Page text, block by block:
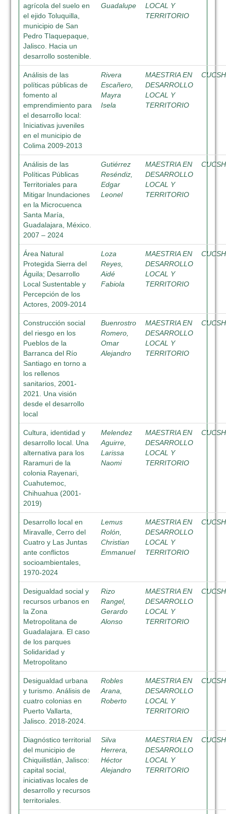
agrícola del suelo en
el ejido Toluquilla,
municipio de San
Pedro Tlaquepaque,
Jalisco. Hacia un
desarrollo sostenible.
Guadalupe
LOCAL Y
TERRITORIO
Análisis de las
políticas públicas de
fomento al
emprendimiento para
el desarrollo local:
Iniciativas juveniles
en el municipio de
Colima 2009-2013
Rivera
Escañero,
Mayra
Isela
MAESTRIA EN
DESARROLLO
LOCAL Y
TERRITORIO
CUCSH
Análisis de las
Políticas Públicas
Territoriales para
Mitigar Inundaciones
en la Microcuenca
Santa María,
Guadalajara, México.
2007 – 2024
Gutiérrez
Reséndiz,
Edgar
Leonel
MAESTRIA EN
DESARROLLO
LOCAL Y
TERRITORIO
CUCSH
Área Natural
Protegida Sierra del
Águila; Desarrollo
Local Sustentable y
Percepción de los
Actores, 2009-2014
Loza
Reyes,
Aidé
Fabiola
MAESTRIA EN
DESARROLLO
LOCAL Y
TERRITORIO
CUCSH
Construcción social
del riesgo en los
Pueblos de la
Barranca del Río
Santiago en torno a
los rellenos
sanitarios, 2001-
2021. Una visión
desde el desarrollo
local
Buenrostro
Romero,
Omar
Alejandro
MAESTRIA EN
DESARROLLO
LOCAL Y
TERRITORIO
CUCSH
Cultura, identidad y
desarrollo local. Una
alternativa para los
Raramuri de la
colonia Rayenari,
Cuahutemoc,
Chihuahua (2001-
2019)
Melendez
Aguirre,
Larissa
Naomi
MAESTRIA EN
DESARROLLO
LOCAL Y
TERRITORIO
CUCSH
Desarrollo local en
Miravalle, Cerro del
Cuatro y Las Juntas
ante conflictos
socioambientales,
1970-2024
Lemus
Rolón,
Christian
Emmanuel
MAESTRIA EN
DESARROLLO
LOCAL Y
TERRITORIO
CUCSH
Desigualdad social y
recursos urbanos en
la Zona
Metropolitana de
Guadalajara. El caso
de los parques
Solidaridad y
Metropolitano
Rizo
Rangel,
Gerardo
Alonso
MAESTRIA EN
DESARROLLO
LOCAL Y
TERRITORIO
CUCSH
Desigualdad urbana
y turismo. Análisis de
cuatro colonias en
Puerto Vallarta,
Jalisco. 2018-2024.
Robles
Arana,
Roberto
MAESTRIA EN
DESARROLLO
LOCAL Y
TERRITORIO
CUCSH
Diagnóstico territorial
del municipio de
Chiquilistlán, Jalisco:
capital social,
iniciativas locales de
desarrollo y recursos
territoriales.
Silva
Herrera,
Héctor
Alejandro
MAESTRIA EN
DESARROLLO
LOCAL Y
TERRITORIO
CUCSH